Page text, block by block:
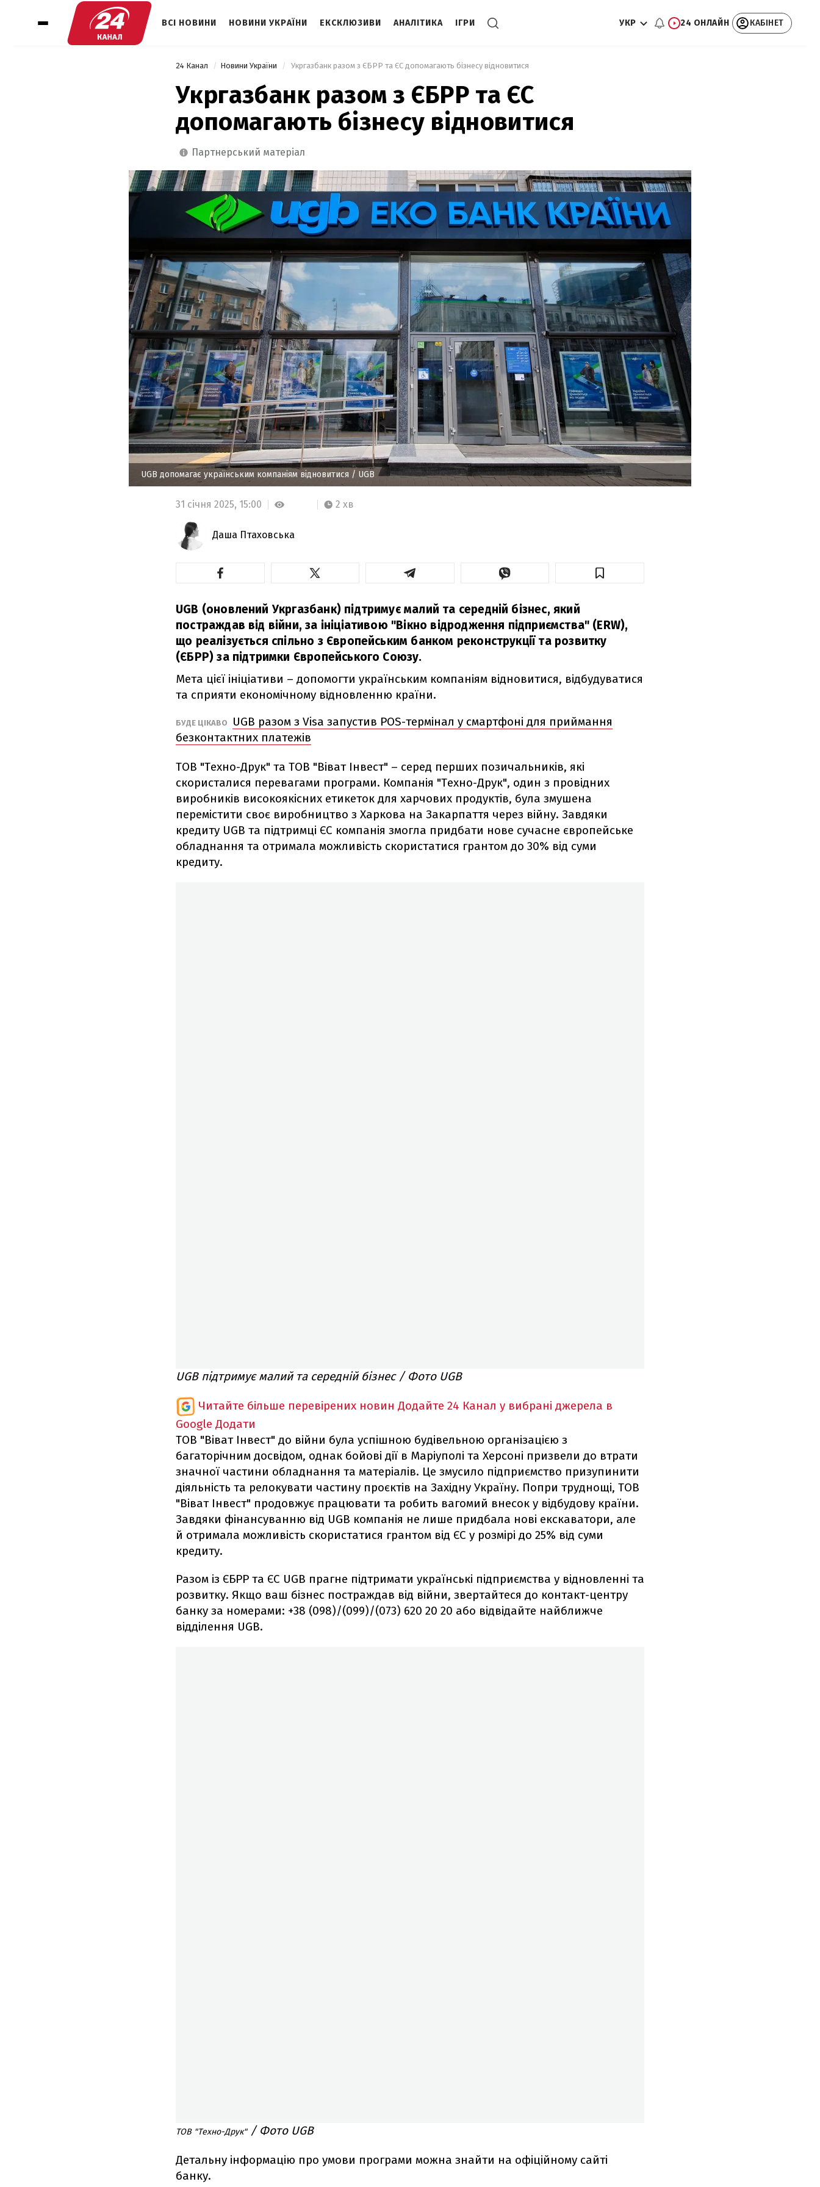
ВСІ НОВИНИ НОВИНИ УКРАЇНИ ЕКСКЛЮЗИВИ АНАЛІТИКА ІГРИ УКР 24 ОНЛАЙН КАБІНЕТ
24 Канал Новини України Укргазбанк разом з ЄБРР та ЄС допомагають бізнесу відновитися
Укргазбанк разом з ЄБРР та ЄС
допомагають бізнесу відновитися
партнерський матеріал
UGB допомагає українським компаніям відновитися / UGB
31 січня 2025, 15:00 2 хв
Даша Птаховська
UGB (оновлений Укргазбанк) підтримує малий та середній бізнес, який
постраждав від війни, за ініціативою "Вікно відродження підприємства" (ERW),
що реалізується спільно з Європейським банком реконструкції та розвитку
(ЄБРР) за підтримки Європейського Союзу.
Мета цієї ініціативи – допомогти українським компаніям відновитися, відбудуватися
та сприяти економічному відновленню країни.
БУДЕ ЦІКАВО
UGB разом з Visa запустив POS-термінал у смартфоні для приймання
безконтактних платежів
ТОВ "Техно-Друк" та ТОВ "Віват Інвест" – серед перших позичальників, які
скористалися перевагами програми. Компанія "Техно-Друк", один з провідних
виробників високоякісних етикеток для харчових продуктів, була змушена
перемістити своє виробництво з Харкова на Закарпаття через війну. Завдяки
кредиту UGB та підтримці ЄС компанія змогла придбати нове сучасне європейське
обладнання та отримала можливість скористатися грантом до 30% від суми
кредиту.
UGB підтримує малий та середній бізнес / Фото UGB
Читайте більше перевірених новин Додайте 24 Канал у вибрані джерела в
Google Додати
ТОВ "Віват Інвест" до війни була успішною будівельною організацією з
багаторічним досвідом, однак бойові дії в Маріуполі та Херсоні призвели до втрати
значної частини обладнання та матеріалів. Це змусило підприємство призупинити
діяльність та релокувати частину проєктів на Західну Україну. Попри труднощі, ТОВ
"Віват Інвест" продовжує працювати та робить вагомий внесок у відбудову країни.
Завдяки фінансуванню від UGB компанія не лише придбала нові екскаватори, але
й отримала можливість скористатися грантом від ЄС у розмірі до 25% від суми
кредиту.
Разом із ЄБРР та ЄС UGB прагне підтримати українські підприємства у відновленні та
розвитку. Якщо ваш бізнес постраждав від війни, звертайтеся до контакт-центру
банку за номерами: +38 (098)/(099)/(073) 620 20 20 або відвідайте найближче
відділення UGB.
ТОВ "Техно-Друк"/ Фото UGB
Детальну інформацію про умови програми можна знайти на офіційному сайті
банку.